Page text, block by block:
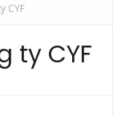
CYF
ty CYF